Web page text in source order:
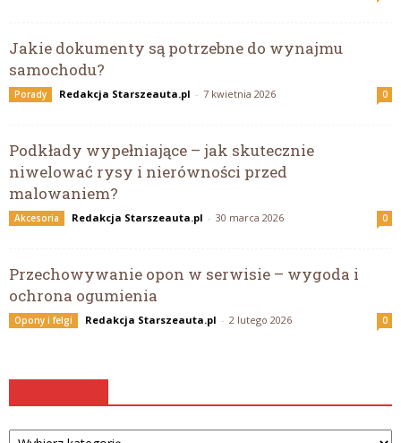
Jakie dokumenty są potrzebne do wynajmu
samochodu?
Porady Redakcja Starszeauta.pl - 7 kwietnia 2026 0
Podkłady wypełniające – jak skutecznie
niwelować rysy i nierówności przed
malowaniem?
Akcesoria Redakcja Starszeauta.pl - 30 marca 2026 0
Przechowywanie opon w serwisie – wygoda i
ochrona ogumienia
Opony i felgi Redakcja Starszeauta.pl - 2 lutego 2026 0
Kategorie